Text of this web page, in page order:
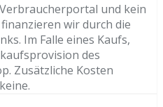
und kein
wir durch die
Im Falle eines Kaufs,
des
Zusätzliche Kosten